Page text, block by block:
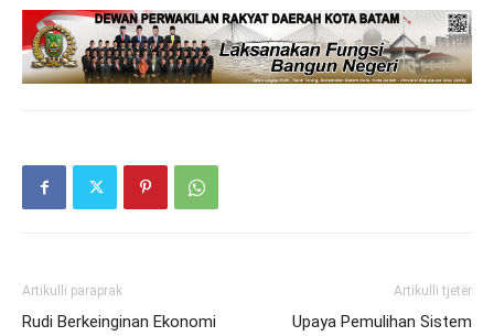
Artikulli paraprak
Rudi Berkeinginan Ekonomi
Artikulli tjetër
Upaya Pemulihan Sistem